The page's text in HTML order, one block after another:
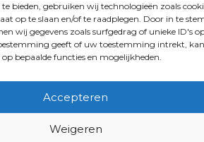
bieden, gebruiken wij technologieën zoals
op te slaan en/of te raadplegen. Door in te
wij gegevens zoals surfgedrag of unieke ID's
geeft of uw toestemming intrekt,
bepaalde functies en mogelijkheden.
Accepteren
Weigeren